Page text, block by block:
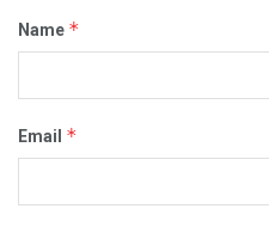
Name *
Email *